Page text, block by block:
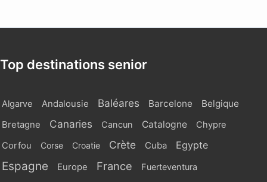
Top destinations senior
Algarve Andalousie Baléares Barcelone Belgique
Bretagne Canaries Cancun Catalogne
Chypre
Corfou
Corse Croatie Crète Cuba Egypte
Espagne Europe France Fuerteventura